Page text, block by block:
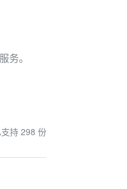
务。
持 298 份